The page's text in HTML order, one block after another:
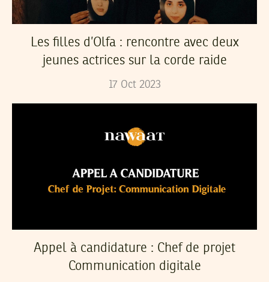
Les filles d’Olfa : rencontre avec deux
jeunes actrices sur la corde raide
17 Oct 2023
Appel à candidature : Chef de projet
Communication digitale